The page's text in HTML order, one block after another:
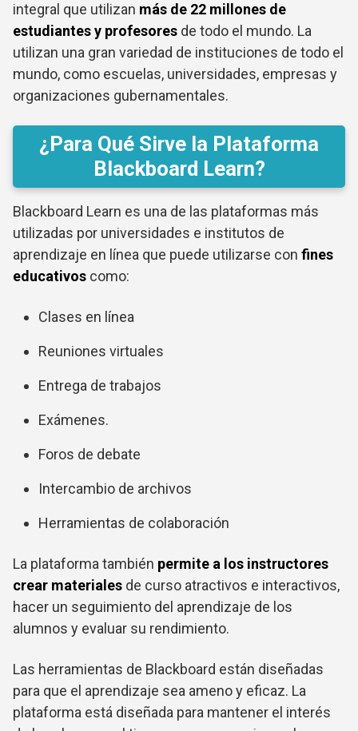
integral que utilizan más de 22 millones de
estudiantes y profesores de todo el mundo. La
utilizan una gran variedad de instituciones de todo el
mundo, como escuelas, universidades, empresas y
organizaciones gubernamentales.
¿Para Qué Sirve la Plataforma
Blackboard Learn?
Blackboard Learn es una de las plataformas más
utilizadas por universidades e institutos de
aprendizaje en línea que puede utilizarse con fines
educativos como:
Clases en línea
Reuniones virtuales
Entrega de trabajos
Exámenes.
Foros de debate
Intercambio de archivos
Herramientas de colaboración
La plataforma también permite a los instructores
crear materiales de curso atractivos e interactivos,
hacer un seguimiento del aprendizaje de los
alumnos y evaluar su rendimiento.
Las herramientas de Blackboard están diseñadas
para que el aprendizaje sea ameno y eficaz. La
plataforma está diseñada para mantener el interés